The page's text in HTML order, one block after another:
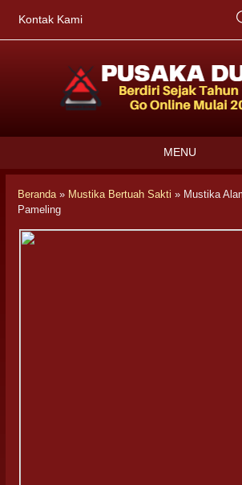
Kontak Kami
MENU
Beranda» Mustika Bertuah Sakti » Mustika
Pameling